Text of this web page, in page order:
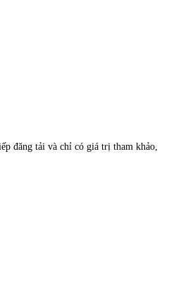
đăng tải và chỉ có giá trị tham khảo,